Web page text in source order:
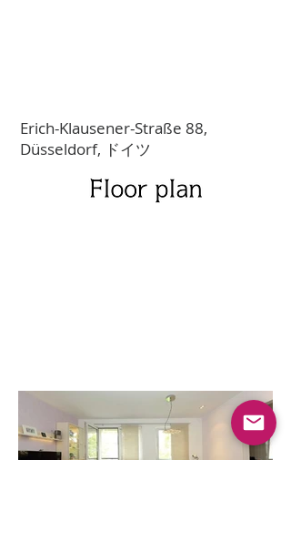
Erich-Klausener-Straße 88,
Düsseldorf, ドイツ